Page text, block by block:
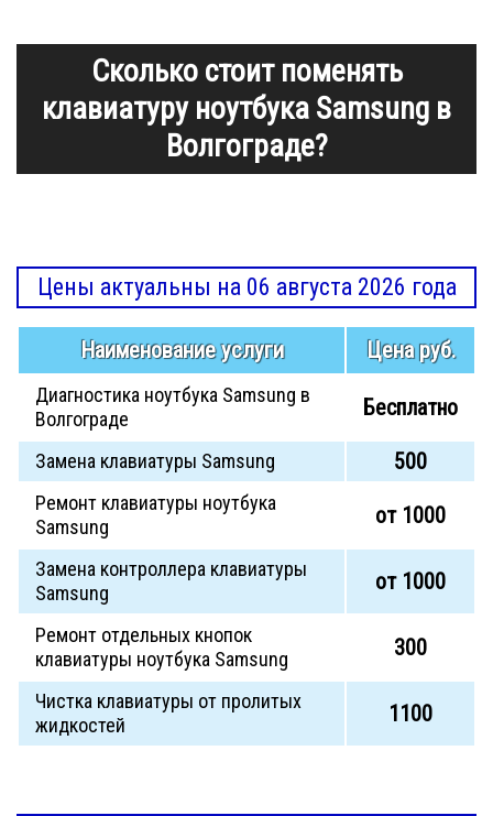
Сколько стоит поменять
клавиатуру ноутбука Samsung в
Волгограде?
Цены актуальны на 06 августа 2026 года
Наименование услуги Цена руб.
Диагностика ноутбука Samsung в
Волгограде
Бесплатно
Замена клавиатуры Samsung 500
Ремонт клавиатуры ноутбука
Samsung
от 1000
Замена контроллера клавиатуры
Samsung
от 1000
Ремонт отдельных кнопок
клавиатуры ноутбука Samsung
300
Чистка клавиатуры от пролитых
жидкостей
1100